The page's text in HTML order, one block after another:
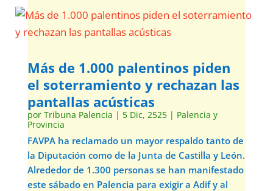
Más de 1.000 palentinos piden
el soterramiento y rechazan las
pantallas acústicas
por Tribuna Palencia | 5 Dic, 2525| Palencia y
Provincia
FAVPA ha reclamado un mayor respaldo tanto de
la Diputación como de la Junta de Castilla y León.
Alrededor de 1.300 personas se han manifestado
este sábado en Palencia para exigir a Adif y al